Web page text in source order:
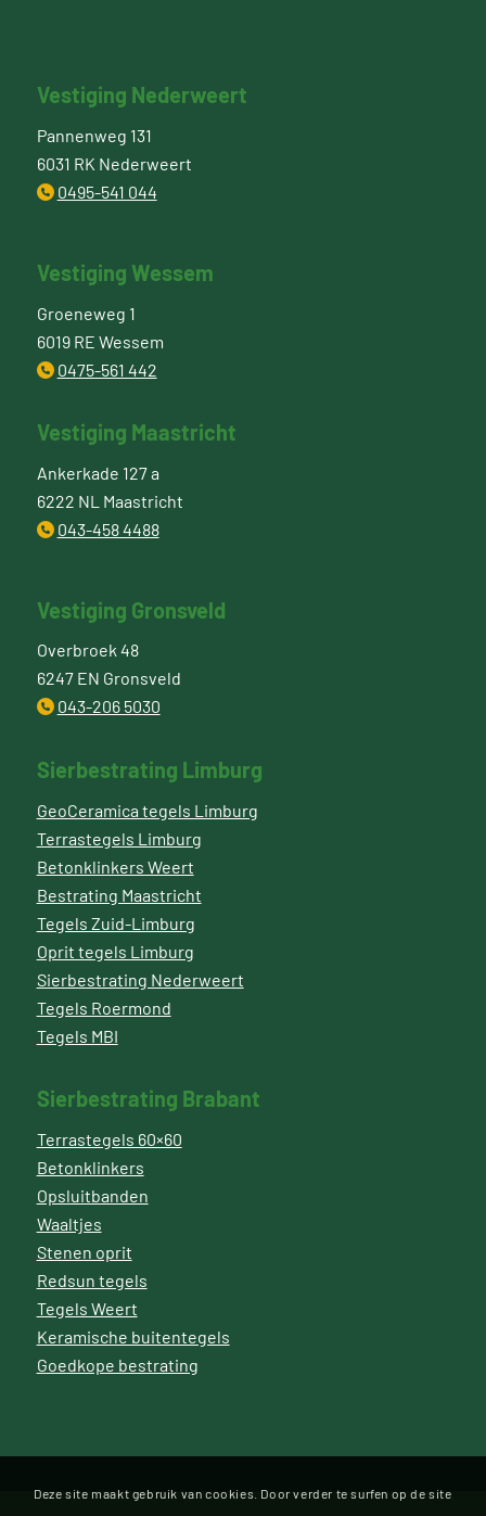
Vestiging Nederweert
Pannenweg 131
6031 RK Nederweert
0495-541 044
Vestiging Wessem
Groeneweg 1
6019 RE Wessem
0475-561 442
Vestiging Maastricht
Ankerkade 127 a
6222 NL Maastricht
043-458 4488
Vestiging Gronsveld
Overbroek 48
6247 EN Gronsveld
043-206 5030
Sierbestrating Limburg
GeoCeramica tegels Limburg
Terrastegels Limburg
Betonklinkers Weert
Bestrating Maastricht
Tegels Zuid-Limburg
Oprit tegels Limburg
Sierbestrating Nederweert
Tegels Roermond
Tegels MBI
Sierbestrating Brabant
Terrastegels 60×60
Betonklinkers
Opsluitbanden
Waaltjes
Stenen oprit
Redsun tegels
Tegels Weert
Keramische buitentegels
Goedkope bestrating
Deze site maakt gebruik van cookies. Door verder te surfen op de site